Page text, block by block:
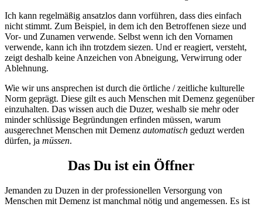
Ich kann regelmäßig ansatzlos dann vorführen, dass dies einfach
nicht stimmt. Zum Beispiel, in dem ich den Betroffenen sieze und
Vor- und Zunamen verwende. Selbst wenn ich den Vornamen
verwende, kann ich ihn trotzdem siezen. Und er reagiert, versteht,
zeigt deshalb keine Anzeichen von Abneigung, Verwirrung oder
Ablehnung.
Wie wir uns ansprechen ist durch die örtliche / zeitliche kulturelle
Norm geprägt. Diese gilt es auch Menschen mit Demenz gegenüber
einzuhalten. Das wissen auch die Duzer, weshalb sie mehr oder
minder schlüssige Begründungen erfinden müssen, warum
ausgerechnet Menschen mit Demenz automatisch geduzt werden
dürfen, ja müssen.
Das Du ist ein Öffner
Jemanden zu Duzen in der professionellen Versorgung von
Menschen mit Demenz ist manchmal nötig und angemessen. Es ist